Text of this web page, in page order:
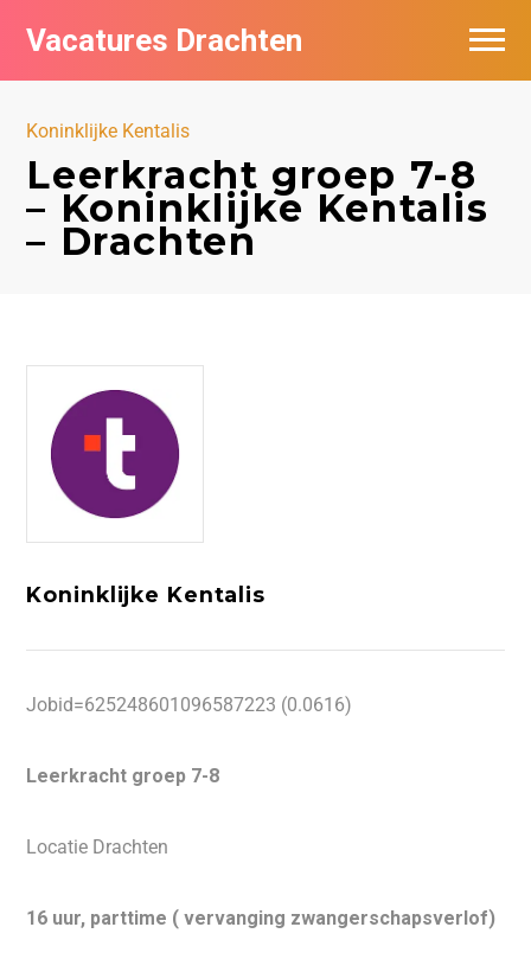
Vacatures Drachten
Koninklijke Kentalis
Leerkracht groep 7-8
– Koninklijke Kentalis
– Drachten
Koninklijke Kentalis
Jobid=625248601096587223 (0.0616)
Leerkracht groep 7-8
Locatie Drachten
16 uur, parttime ( vervanging zwangerschapsverlof)
Vacatures per bedrijf in Drachten
De populairste vacatures in Drachten
Nieuwsbrief feed